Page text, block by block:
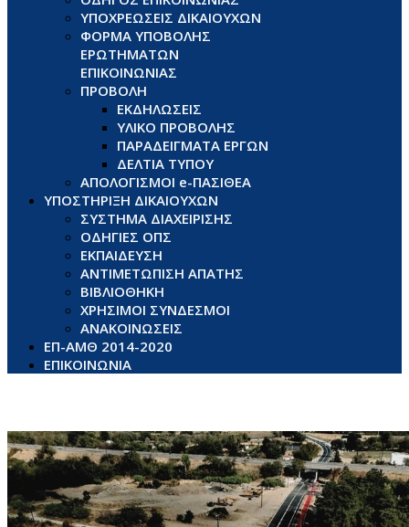
ΥΠΟΧΡΕΩΣΕΙΣ ΔΙΚΑΙΟΥΧΩΝ
ΦΟΡΜΑ ΥΠΟΒΟΛΗΣ
ΕΡΩΤΗΜΑΤΩΝ
ΕΠΙΚΟΙΝΩΝΙΑΣ
ΠΡΟΒΟΛΗ
ΕΚΔΗΛΩΣΕΙΣ
ΥΛΙΚΟ ΠΡΟΒΟΛΗΣ
ΠΑΡΑΔΕΙΓΜΑΤΑ ΕΡΓΩΝ
ΔΕΛΤΙΑ ΤΥΠΟΥ
ΑΠΟΛΟΓΙΣΜΟΙ e-ΠΑΣΙΘΕΑ
ΥΠΟΣΤΗΡΙΞΗ ΔΙΚΑΙΟΥΧΩΝ
ΣΥΣΤΗΜΑ ΔΙΑΧΕΙΡΙΣΗΣ
ΟΔΗΓΙΕΣ ΟΠΣ
ΕΚΠΑΙΔΕΥΣΗ
ΑΝΤΙΜΕΤΩΠΙΣΗ ΑΠΑΤΗΣ
ΒΙΒΛΙΟΘΗΚΗ
ΧΡΗΣΙΜΟΙ ΣΥΝΔΕΣΜΟΙ
ΑΝΑΚΟΙΝΩΣΕΙΣ
ΕΠ-ΑΜΘ 2014-2020
ΕΠΙΚΟΙΝΩΝΙΑ